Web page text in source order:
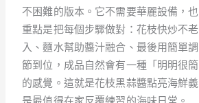
不困難的版本。它不需要華麗設備，
重點是把每個步驟做對：花枝快炒不
入、麵水幫助醬汁融合、最後用簡單
節到位，成品自然會有一種「明明很簡
的感覺。這就是花枝黑蒜醬點亮海鮮
是最值得在家反覆練習的海味日常。